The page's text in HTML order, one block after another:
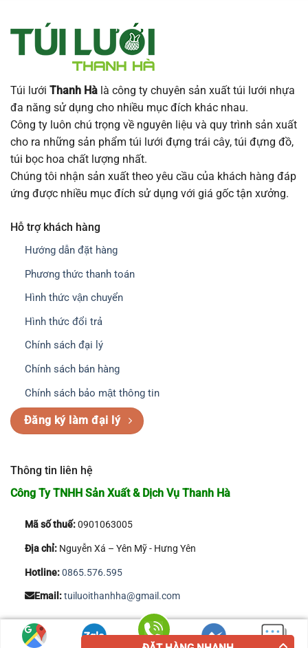
Túi lưới Thanh Hà là công ty chuyên sản xuất túi lưới nhựa
đa năng sử dụng cho nhiều mục đích khác nhau.
Công ty luôn chú trọng về nguyên liệu và quy trình sản xuất
cho ra những sản phẩm túi lưới đựng trái cây, túi đựng đồ,
túi bọc hoa chất lượng nhất.
Chúng tôi nhận sản xuất theo yêu cầu của khách hàng đáp
ứng được nhiều mục đích sử dụng với giá gốc tận xưởng.
Hỗ trợ khách hàng
Hướng dẫn đặt hàng
Phương thức thanh toán
Hình thức vận chuyển
Hình thức đổi trả
Chính sách đại lý
Chính sách bán hàng
Chính sách bảo mật thông tin
Đăng ký làm đại lý
Thông tin liên hệ
Công Ty TNHH Sản Xuất & Dịch Vụ Thanh Hà
Mã số thuế:0901063005
Địa chỉ:Nguyễn Xá – Yên Mỹ - Hưng Yên
Hotline:0865.576.595
Email:tuiluoithanhha@gmail.com
Copyright 2026 © Công Ty TNHH Sản Xuất & Dịch Vụ Thanh Hà